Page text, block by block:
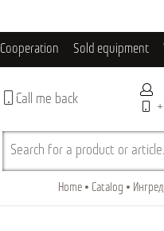
Cooperation Sold equipment
Call me back
Search for a product or
Home Catalog